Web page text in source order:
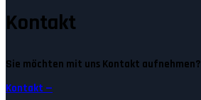
Kontakt
Sie möchten mit uns Kontakt aufnehmen?
Kontakt —